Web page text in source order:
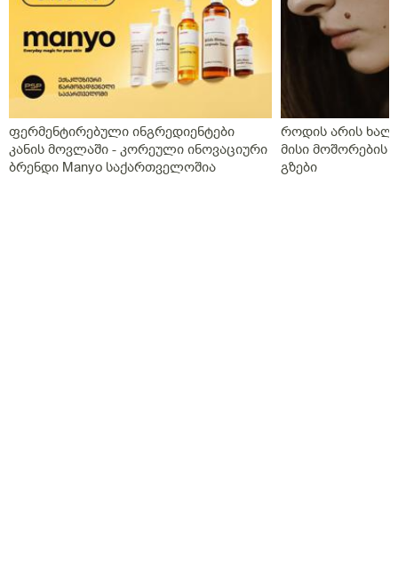
ფერმენტირებული ინგრედიენტები
კანის მოვლაში - კორეული ინოვაციური
ბრენდი Manyo საქართველოშია
როდის არის
მისი მოშორების
გზები